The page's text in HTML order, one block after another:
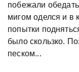
побежали
мигом оделся и в
попытки
было скользко.
песком...